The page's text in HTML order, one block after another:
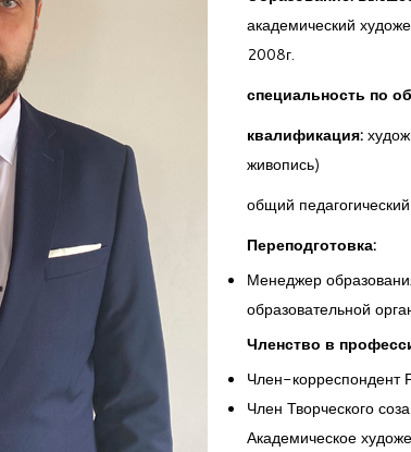
академический
2008г.
специальность по
квалификация:
живопись)
общий
Переподготовка:
Менеджер
образовательной
Членство в
Член-корреспондент
Член Творческого
Академическое